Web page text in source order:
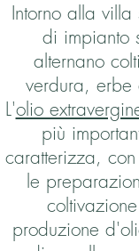
Intorno alla villa
di impianto
alternano
verdura, erbe
L'olio
più
caratterizza,
le
produzione